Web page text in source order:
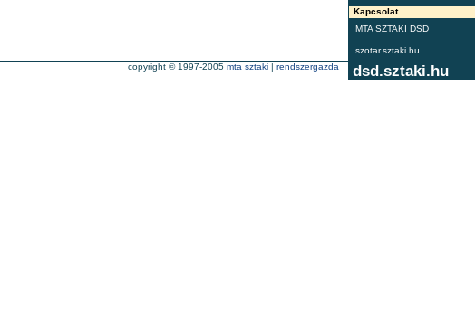
Kapcsolat
MTA SZTAKI DSD
szotar.sztaki.hu
dsd.sztaki.hu
copyright © 1997-2005 mta sztaki | rendszergazda